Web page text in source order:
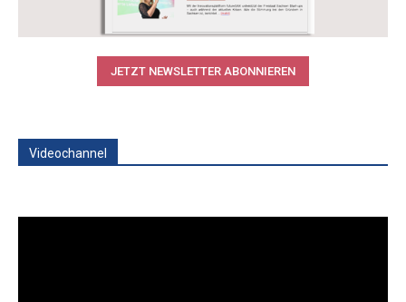
JETZT NEWSLETTER ABONNIEREN
Videochannel